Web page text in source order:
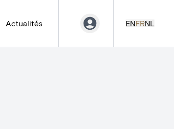
Actualités ENFRNL